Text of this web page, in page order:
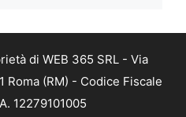
di WEB 365 SRL - Via
Roma (RM) - Codice Fiscale
12279101005